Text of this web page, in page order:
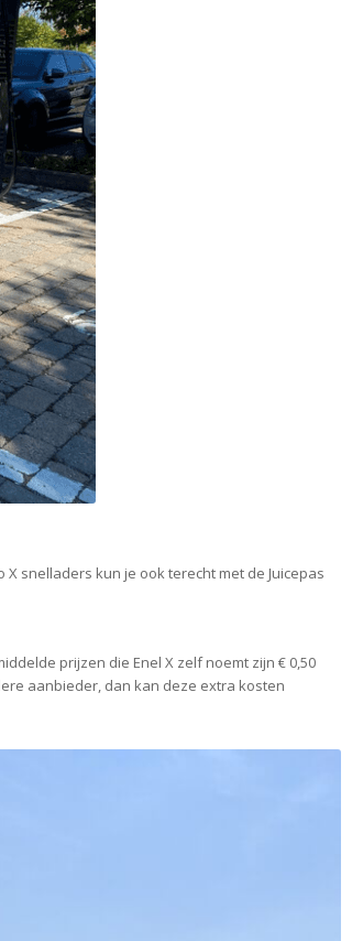
X snelladers kun je ook terecht met de Juicepas
prijzen die Enel X zelf noemt zijn € 0,50
aanbieder, dan kan deze extra kosten